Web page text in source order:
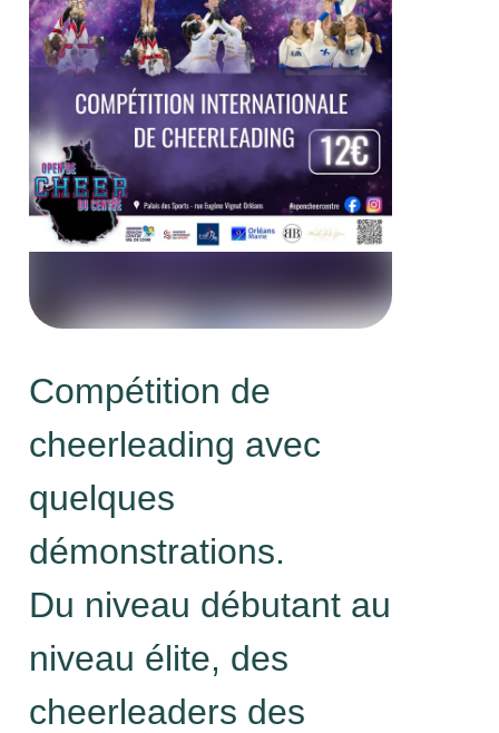
Compétition de
cheerleading avec
quelques
démonstrations.
Du niveau débutant au
niveau élite, des
cheerleaders des